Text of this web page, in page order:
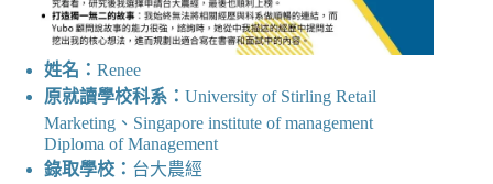
姓名： Renee
原就讀學校科系： University of Stirling Retail
Marketing、Singapore institute of management
Diploma of Management
錄取學校： 台大農經